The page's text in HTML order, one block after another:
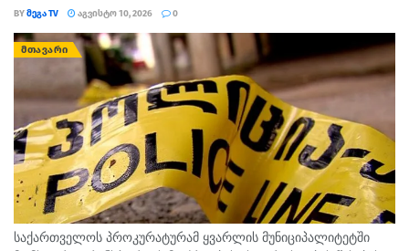
BYᲛᲔᲒᲐ TV ᲐᲒᲕᲘᲡᲢᲝ 10, 2026 0
ᲛᲗᲐᲕᲐᲠᲘ
საქართველოს პროკურატურამ ყვარლის მუნიციპალიტეტში